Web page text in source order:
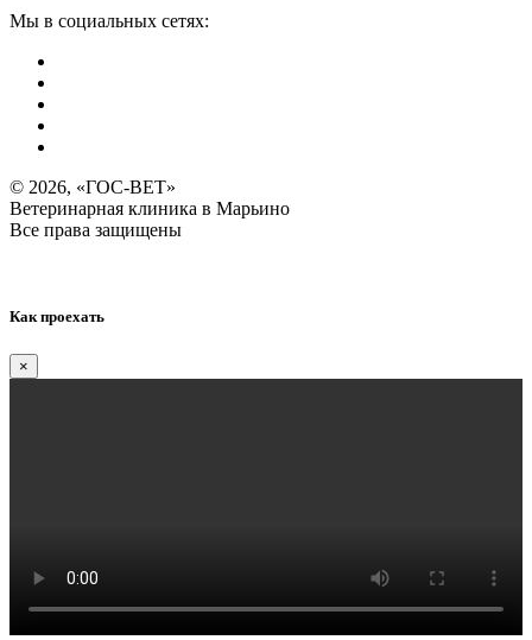
Мы в социальных сетях:
© 2026, «ГОС-ВЕТ»
Ветеринарная клиника в Марьино
Все права защищены
Как проехать
×